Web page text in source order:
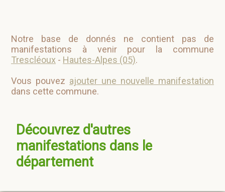
Notre base de donnés ne contient pas de
manifestations à venir pour la commune
Trescléoux - Hautes-Alpes (05).
Vous pouvez ajouter une nouvelle manifestation
dans cette commune.
Découvrez d'autres
manifestations dans le
département